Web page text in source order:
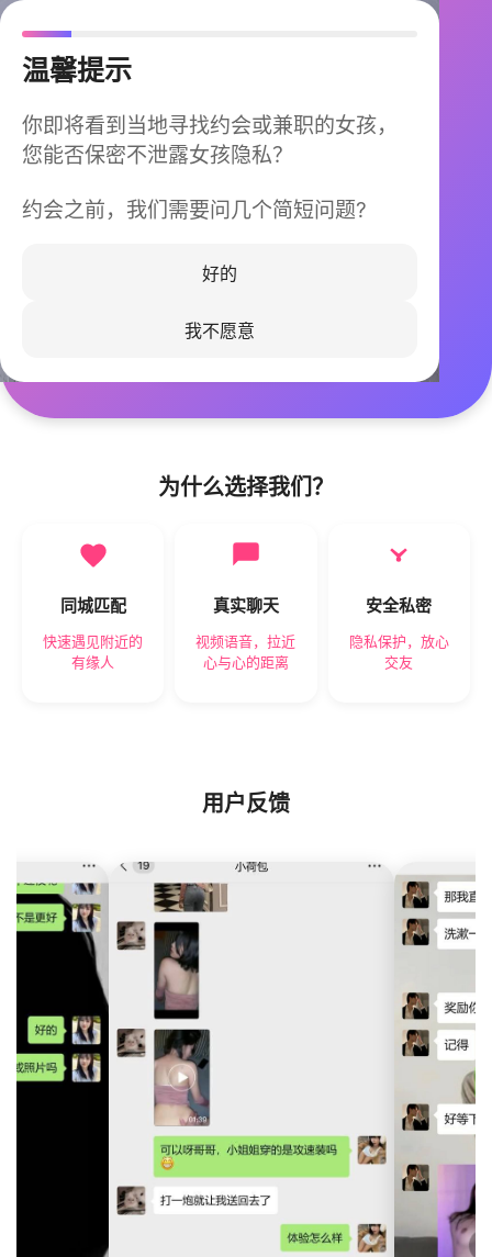
温馨提示
你即将看到当地寻找约会或兼职的女孩，
您能否保密不泄露女孩隐私？
约会之前，我们需要问几个简短问题?
好的
我不愿意
今晚不再孤单
同城快速匹配，马上认识身边的TA
立即下载
为什么选择我们？
同城匹配
快速遇见附近的
有缘人
真实聊天
视频语音，拉近
心与心的距离
安全私密
隐私保护，放心
交友
用户反馈